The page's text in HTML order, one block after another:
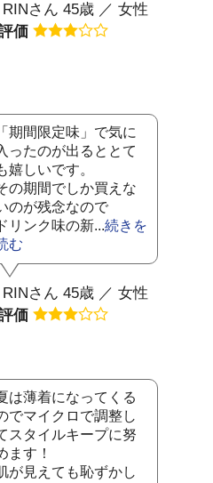
RINさん 45歳 ／ 女性
価
「期間限定味」で気に
ったのが出るととて
嬉しいです。
の期間でしか買えな
のが残念なので
ドリンク味の新...続きを
む
RINさん 45歳 ／ 女性
価
は薄着になってくる
でマイクロで調整し
スタイルキープに努
ます！
が見えても恥ずかし